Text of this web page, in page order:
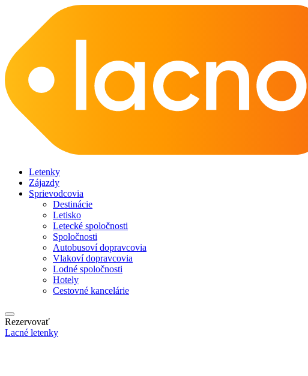
Letenky
Zájazdy
Sprievodcovia
Destinácie
Letisko
Letecké spoločnosti
Spoločnosti
Autobusoví dopravcovia
Vlakoví dopravcovia
Lodné spoločnosti
Hotely
Cestovné kancelárie
Rezervovať
Lacné letenky